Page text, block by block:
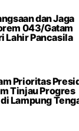
dan Jaga
043/Gatam
Lahir Pancasila
Prioritas
Tinjau Progres
di Lampung